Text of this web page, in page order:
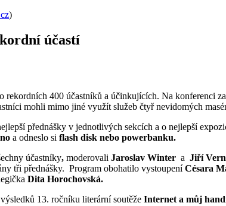
)
účastí
400 účastníků a účinkujících. Na konferenci
mohli mimo jiné využít služeb čtyř nevidomých
přednášky v jednotlivých sekcích a o nejlepší
a odneslo si flash disk nebo powerbanku.
účastníky, moderovali Jaroslav Winter a Jiří
tři přednášky. Program obohatilo vystoupeníCésara
Dita Horochovská.
13. ročníku literární soutěže Internet a můj